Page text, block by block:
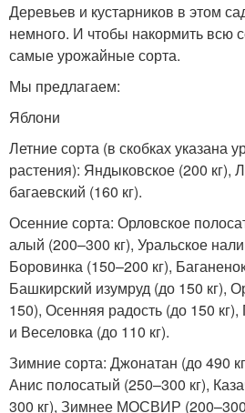
Деревьев и кустарников в этом
немного. И чтобы накормить всю
самые урожайные сорта.
Мы предлагаем:
Яблони
Летние сорта (в скобках указана
растения): Яндыковское (200 кг),
багаевский (160 кг).
Осенние сорта: Орловское
алый (200–300 кг), Уральское
Боровинка (150–200 кг),
Башкирский изумруд (до 150 кг),
150), Осенняя радость (до 150
и Веселовка (до 110 кг).
Зимние сорта: Джонатан (до 490
Анис полосатый (250–300 кг),
300 кг), Зимнее МОСВИР (200–300